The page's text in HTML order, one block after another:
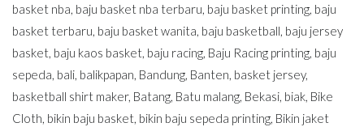
basket nba, baju basket nba terbaru, baju basket printing, baju
basket terbaru, baju basket wanita, baju basketball, baju jersey
basket, baju kaos basket, baju racing, Baju Racing printing, baju
sepeda, bali, balikpapan, Bandung, Banten, basket jersey,
basketball shirt maker, Batang, Batu malang, Bekasi, biak, Bike
Cloth, bikin baju basket, bikin baju sepeda printing, Bikin jaket